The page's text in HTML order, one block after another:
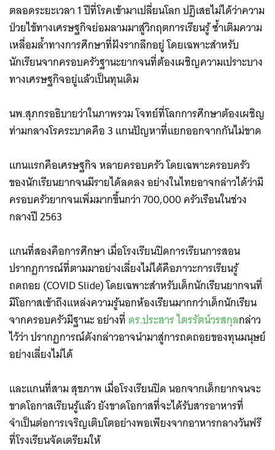
ตลอดระยะเวลา 1 ปีที่โรคเข้ามาเปลี่ยนโลก ปฏิเสธไม่ได้ว่าความ
ป่วยไข้ทางเศรษฐกิจย่อมลามมาสู่วิกฤตการเรียนรู้ ซ้ำเติมความ
เหลื่อมล้ำทางการศึกษาที่ฝังรากลึกอยู่ โดยเฉพาะสำหรับ
นักเรียนจากครอบครัวฐานะยากจนที่ต้องเผชิญความเปราะบาง
ทางเศรษฐกิจอยู่แล้วเป็นทุนเดิม
นพ.สุภกรอธิบายว่าในภาพรวม โจทย์ที่โลกการศึกษาต้องเผชิญ
ท่ามกลางโรคระบาดคือ 3 แกนปัญหาที่แยกออกจากกันไม่ขาด
แกนแรกคือเศรษฐกิจ หลายครอบครัว โดยเฉพาะครอบครัว
ของนักเรียนยากจนมีรายได้ลดลง อย่างในไทยอาจกล่าวได้ว่ามี
ครอบครัวยากจนเพิ่มมากขึ้นกว่า 700,000 ครัวเรือนในช่วง
กลางปี 2563
แกนที่สองคือการศึกษา เมื่อโรงเรียนปิดการเรียนการสอน
ปรากฏการณ์ที่ตามมาอย่างเลี่ยงไม่ได้คือภาวะการเรียนรู้
ถดถอย (COVID Slide) โดยเฉพาะสำหรับเด็กนักเรียนยากจนที่
มีโอกาสเข้าถึงแหล่งความรู้นอกห้องเรียนมากกว่าเด็กนักเรียน
จากครอบครัวมีฐานะ อย่างที่ ดร.ประสาร ไตรรัตน์วรสกุลกล่าว
ไว้ว่า ปรากฏการณ์ดังกล่าวอาจนำมาสู่การถดถอยของทุนมนุษย์
อย่างเลี่ยงไม่ได้
และแกนที่สาม สุขภาพ เมื่อโรงเรียนปิด นอกจากเด็กยากจนจะ
ขาดโอกาสเรียนรู้แล้ว ยังขาดโอกาสที่จะได้รับสารอาหารที่
จำเป็นต่อการเจริญเติบโตอย่างพอเพียงจากอาหารกลางวันฟรี
ที่โรงเรียนจัดเตรียมให้